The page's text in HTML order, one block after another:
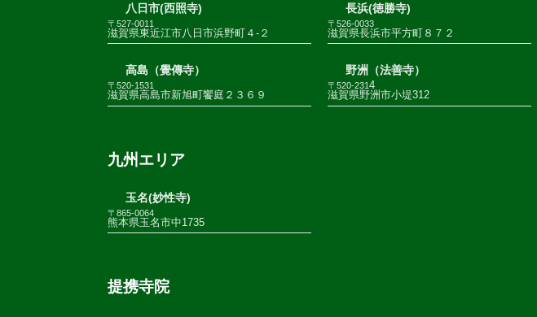
八日市(西照寺)
〒527-0011
滋賀県東近江市八日市浜野町４-２
長浜(徳勝寺)
〒526-0033
滋賀県長浜市平方町８７２
高島（覺傳寺）
〒520-1531
滋賀県高島市新旭町饗庭２３６９
野洲（法善寺）
〒520-231 4
滋賀県野洲市小堤312
九州エリア
玉名(妙性寺)
〒865-0064
熊本県玉名市中1735
提携寺院